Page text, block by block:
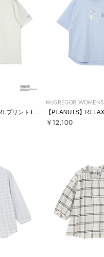
【PEANUTS】LEISUREプリントTシャツ
McGREGOR WOMENS
￥12,100